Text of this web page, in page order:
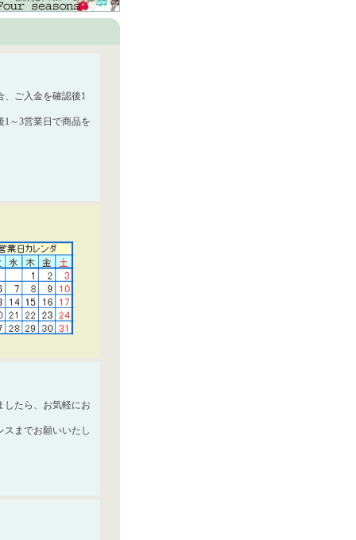
、ご入金を確認後1
～3営業日で商品を
したら、お気軽にお
スまでお願いいたし